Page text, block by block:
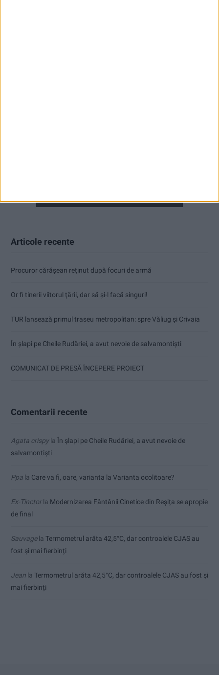
Articole recente
Procuror cărășean reținut după focuri de armă
Or fi tinerii viitorul țării, dar să și-l facă singuri!
TUR lansează primul traseu metropolitan: spre Văliug și Crivaia
În șlapi pe Cheile Rudăriei, a avut nevoie de salvamontiști
COMUNICAT DE PRESĂ ÎNCEPERE PROIECT
Comentarii recente
Agata crispyla În șlapi pe Cheile Rudăriei, a avut nevoie de
salvamontiști
Ppa la Care va fi, oare, varianta la Varianta ocolitoare?
Ex-Tinctorla Modernizarea Fântânii Cinetice din Reșița se apropie
de final
Sauvagela Termometrul arăta 42,5°C, dar controalele CJAS au
fost și mai fierbinți
Jean la Termometrul arăta 42,5°C, dar controalele CJAS au fost și
mai fierbinți